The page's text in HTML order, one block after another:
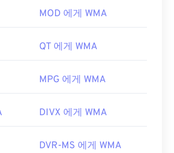
도 WAV 파일을 지원합니다.
definition/12636/
프로그램으로 사용됩니다. 하지만
적으로 널리 사용되기 때문에 다른
온라인 스트리밍에도 자주 사용
있는 다른 프로그램으로는
iOS Google Android,Windows
Console을사용해 보세요.
MOD 에게 WMA
QT 에게 WMA
MPG 에게 WMA
DIVX 에게 WMA
DVR-MS 에게 WMA